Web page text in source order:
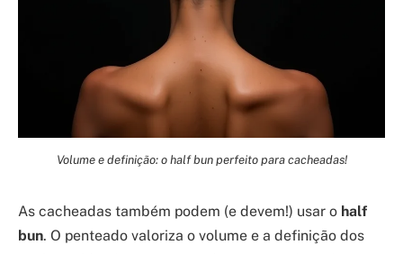
Volume e definição: o half bun perfeito para cacheadas!
As cacheadas também podem (e devem!) usar o half
bun. O penteado valoriza o volume e a definição dos